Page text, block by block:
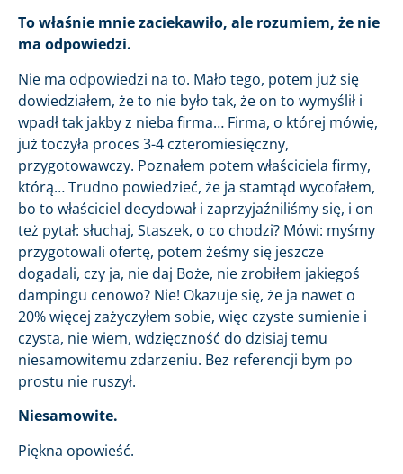
To właśnie mnie zaciekawiło, ale rozumiem, że nie
ma odpowiedzi.
Nie ma odpowiedzi na to. Mało tego, potem już się
dowiedziałem, że to nie było tak, że on to wymyślił i
wpadł tak jakby z nieba firma… Firma, o której mówię,
już toczyła proces 3-4 czteromiesięczny,
przygotowawczy. Poznałem potem właściciela firmy,
którą… Trudno powiedzieć, że ja stamtąd wycofałem,
bo to właściciel decydował i zaprzyjaźniliśmy się, i on
też pytał: słuchaj, Staszek, o co chodzi? Mówi: myśmy
przygotowali ofertę, potem żeśmy się jeszcze
dogadali, czy ja, nie daj Boże, nie zrobiłem jakiegoś
dampingu cenowo? Nie! Okazuje się, że ja nawet o
20% więcej zażyczyłem sobie, więc czyste sumienie i
czysta, nie wiem, wdzięczność do dzisiaj temu
niesamowitemu zdarzeniu. Bez referencji bym po
prostu nie ruszył.
Niesamowite.
Piękna opowieść.